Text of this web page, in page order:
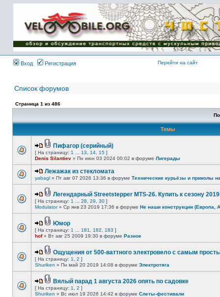
Имя пользователя:
Пароль:
{ LOG_ME_IN_SHORT
}
Вход
Регистрация Перейти на сайт
Список форумов
Страница 1 из 486
Темы
Пифагор (серийный)
[ На страницу: 1 13 14 15 ]
Denis Silantiev » Пн июн 03 2024 00:02 в форуме Лигерады
Лежажак из стекломата
yabagl » Пт авг 07 2026 13:36 в форуме Технические курьёзы и приколы
Легендарный Streetstepper MTS-26. Купить к сезону
[ На страницу: 1 28 29 30 ]
Modulator» Ср янв 23 2019 17:36 в форуме Не наши конструкции (Европа,
Юмор
[ На страницу: 1 181 182 183 ]
hof» Вт авг 25 2009 19:30 в форуме Разное
Ощущения от 500-ваттного электровело с самым
[ На страницу: 1 2 ]
Shuriken » Пн май 20 2019 14:08 в форуме Электротяга
Вялый парад 1 августа 2026 опять по садовке
[ На страницу: 1 2 ]
Shuriken » Вс июл 19 2026 14:42 в форуме Слеты-фестивали